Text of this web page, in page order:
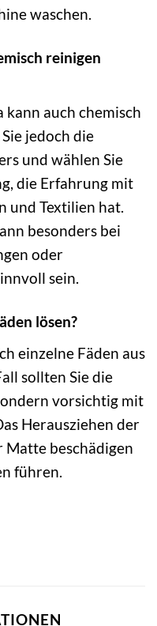
waschen.
reinigen
kann auch chemisch
jedoch die
und wählen Sie
die Erfahrung mit
und Textilien hat.
besonders bei
oder
sein.
lösen?
einzelne Fäden aus
sollten Sie die
vorsichtig mit
Herausziehen der
beschädigen
führen.